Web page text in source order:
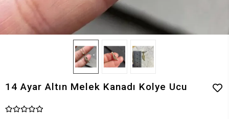
14 Ayar Altın Melek Kanadı Kolye Ucu